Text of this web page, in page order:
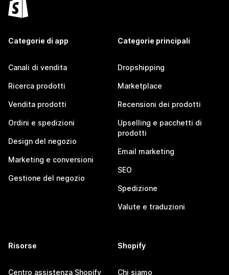
Categorie di app
Canali di vendita
Ricerca prodotti
Vendita prodotti
Ordini e spedizioni
Design del negozio
Marketing e conversioni
Gestione del negozio
Categorie principali
Dropshipping
Marketplace
Recensioni dei prodotti
Upselling e pacchetti di
prodotti
Email marketing
SEO
Spedizione
Valute e traduzioni
Risorse
Centro assistenza Shopify
Shopify
Chi siamo